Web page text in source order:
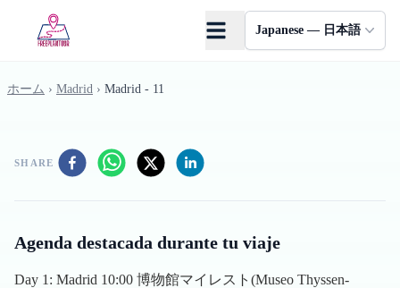
Japanese — 日本語
ホーム › Madrid › Madrid - 11
SHARE
Agenda destacada durante tu viaje
Day 1: Madrid 10:00 博物館マイレスト(Museo Thyssen-